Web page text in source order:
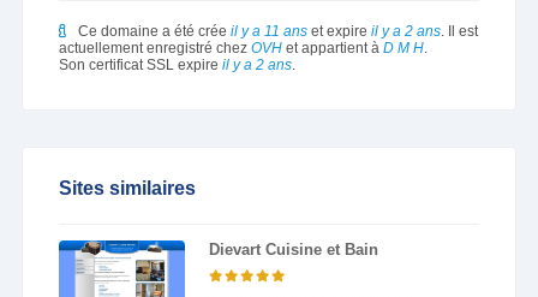
Ce domaine a été crée il y a 11 anset expire il y a 2 ans. Il est
actuellement enregistré chez OVHet appartient à D M H.
Son certificat SSL expire il y a 2 ans.
Sites similaires
Dievart Cuisine et Bain